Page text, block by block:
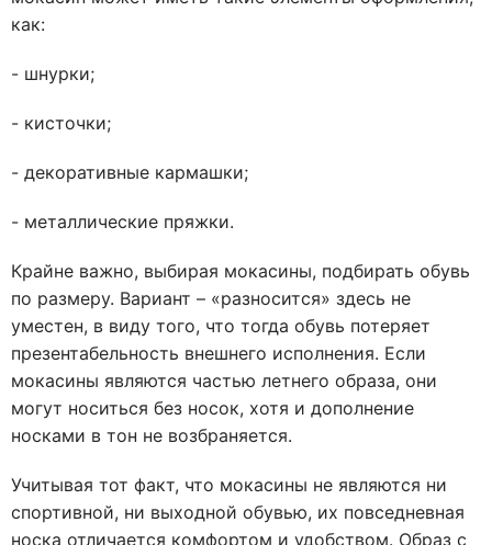
как:
- шнурки;
- кисточки;
- декоративные кармашки;
- металлические пряжки.
Крайне важно, выбирая мокасины, подбирать обувь
по размеру. Вариант – «разносится» здесь не
уместен, в виду того, что тогда обувь потеряет
презентабельность внешнего исполнения. Если
мокасины являются частью летнего образа, они
могут носиться без носок, хотя и дополнение
носками в тон не возбраняется.
Учитывая тот факт, что мокасины не являются ни
спортивной, ни выходной обувью, их повседневная
носка отличается комфортом и удобством. Образ с